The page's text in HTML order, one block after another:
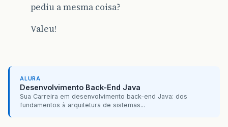
pediu a mesma coisa?
Valeu!
ALURA
Desenvolvimento Back-End Java
Sua Carreira em desenvolvimento back-end Java: dos
fundamentos à arquitetura de sistemas...